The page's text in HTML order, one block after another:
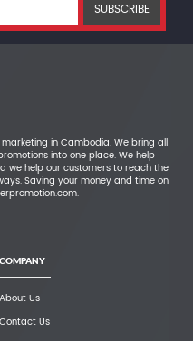
SUBSCRIBE
in Cambodia. We bring all
into one place. We help
we help our customers to reach the
Saving your money and time on
COMPANY
About Us
Contact Us